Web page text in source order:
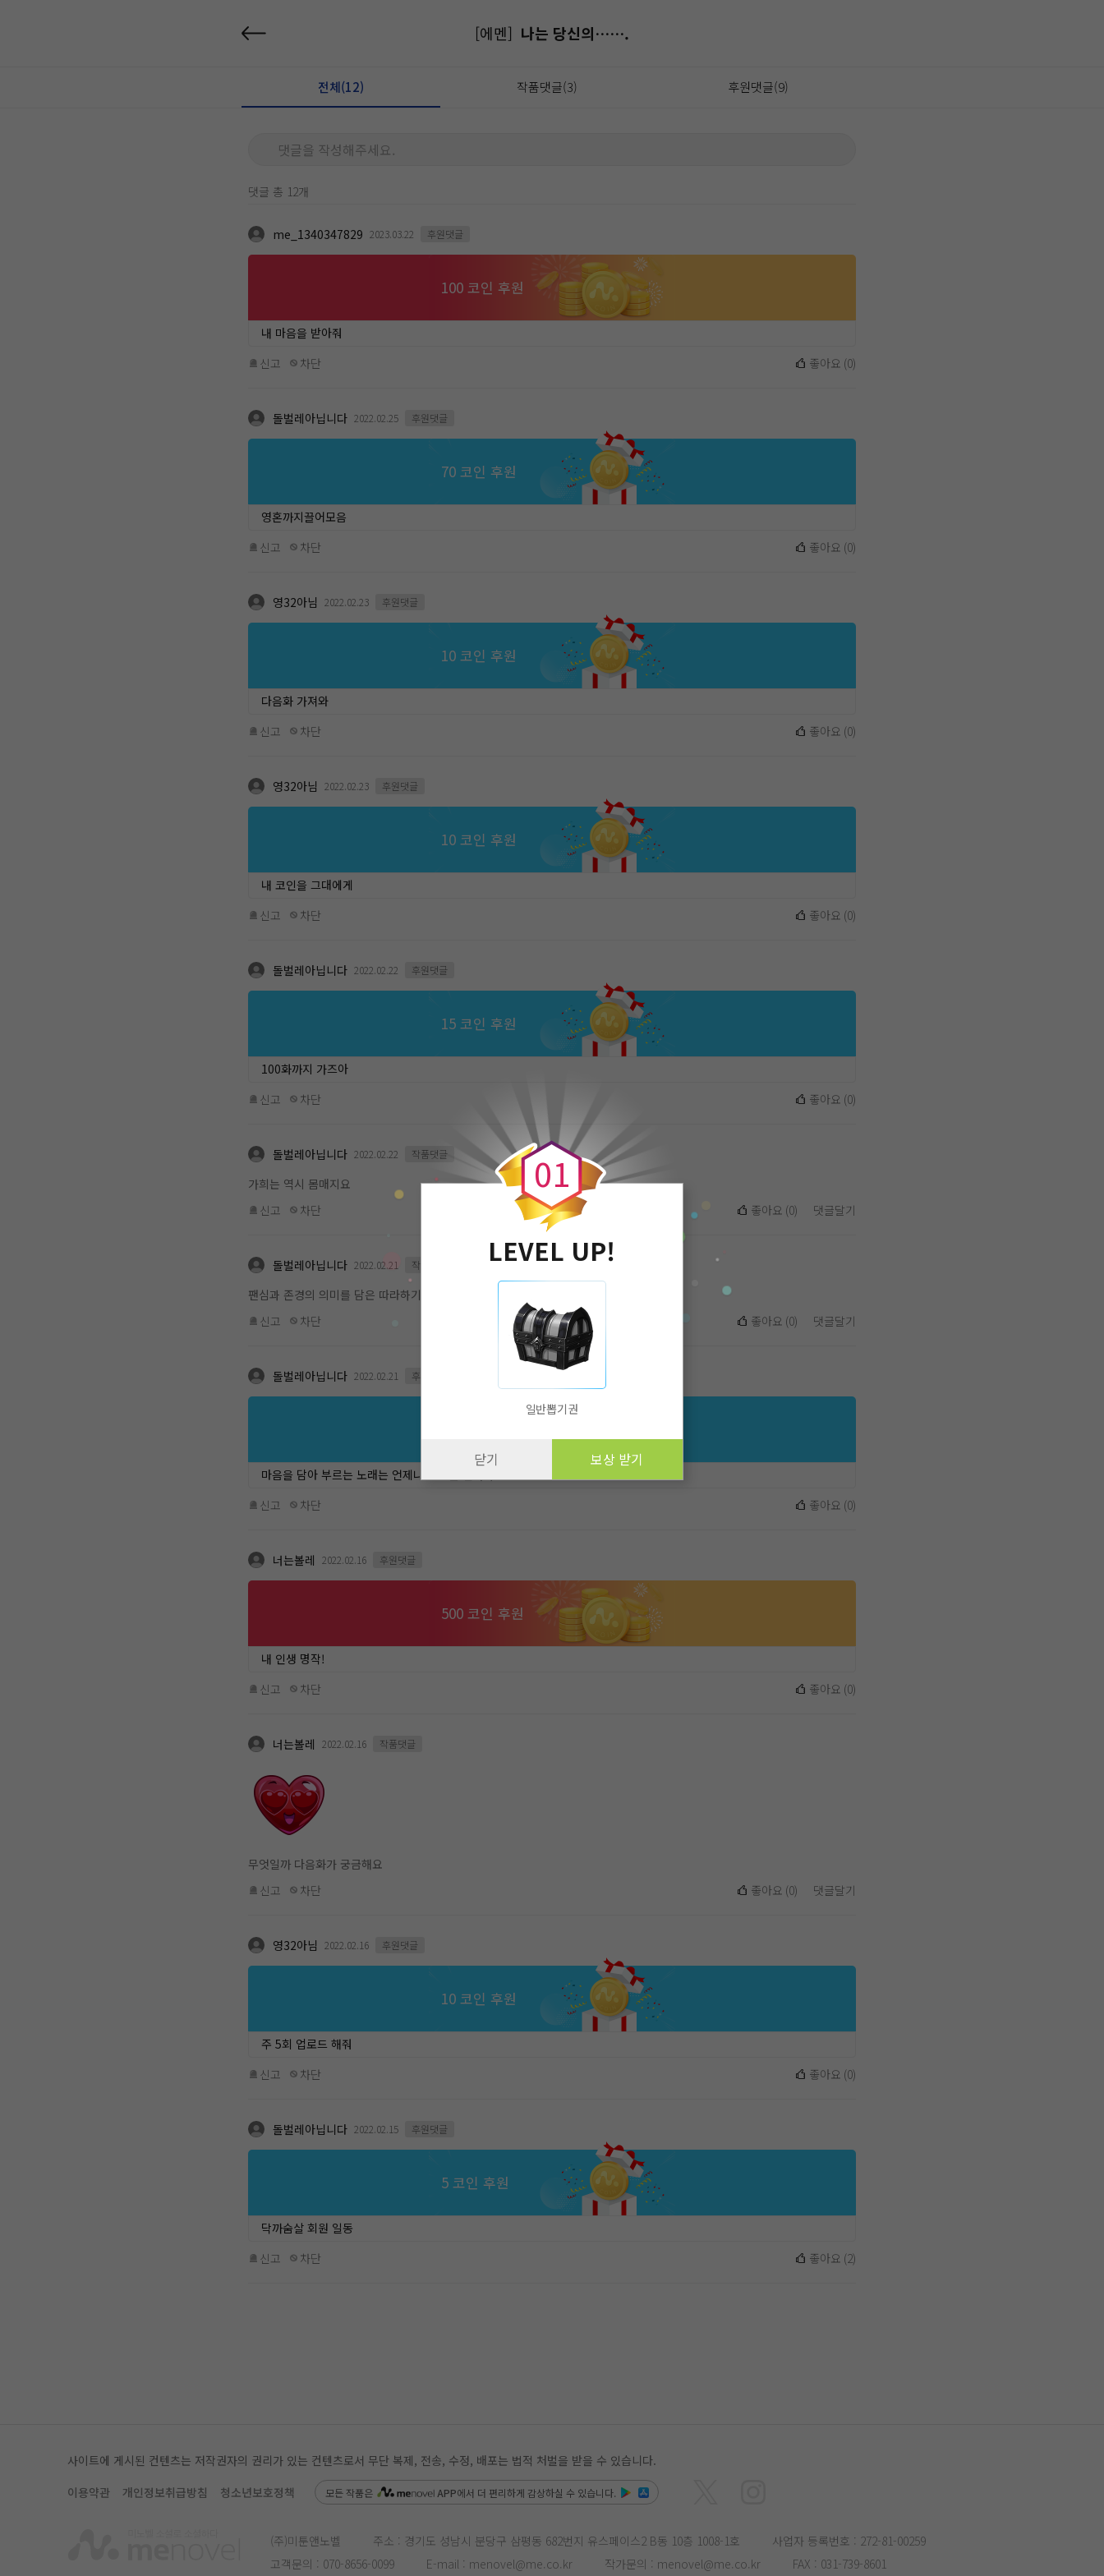
[에멘] 나는 당신의…….
전체(12) 작품댓글(3) 후원댓글(9)
댓글을 작성해주세요.
댓글 총 12개
me_1340347829 2023.03.22 후원댓글
100 코인 후원
내 마음을 받아줘
신고
차단 좋아요 (0)
돌벌레아닙니다 2022.02.25 후원댓글
70 코인 후원
영혼까지끌어모음
신고
차단 좋아요 (0)
영32아님 2022.02.23 후원댓글
10 코인 후원
다음화 가져와
신고
차단 좋아요 (0)
영32아님 2022.02.23 후원댓글
10 코인 후원
내 코인을 그대에게
신고
차단 좋아요 (0)
돌벌레아닙니다 2022.02.22 후원댓글
15 코인 후원
100화까지 가즈아
신고
차단 좋아요 (0)
돌벌레아닙니다 2022.02.22 작품댓글
가희는 역시 몸매지요
신고
차단 좋아요 (0) 댓글달기
돌벌레아닙니다 2022.02.21 작품댓글
팬심과 존경의 의미를 담은 따라하기는 비판할 이유가 없지...
신고
차단 좋아요 (0) 댓글달기
돌벌레아닙니다 2022.02.21 후원댓글
마음을 담아 부르는 노래는 언제나 감동을 선사하지요
신고
차단 좋아요 (0)
너는볼레 2022.02.16 후원댓글
500 코인 후원
내 인생 명작!
신고
차단 좋아요 (0)
너는볼레 2022.02.16 작품댓글
무엇일까 다음화가 궁금해요
신고
차단 좋아요 (0) 댓글달기
영32아님 2022.02.16 후원댓글
10 코인 후원
주 5회 업로드 해줘
신고
차단 좋아요 (0)
돌벌레아닙니다 2022.02.15 후원댓글
5 코인 후원
닥까숨살 회원 일동
신고
차단 좋아요 (2)
0
0
1
LEVEL UP!
일반뽑기권
닫기 보상 받기
사이트에 게시된 컨텐츠는 저작권자의 권리가 있는 컨텐츠로서 무단 복제, 전송, 수정, 배포는 법적 처벌을 받을 수 있습니다.
이용약관
개인정보취급방침 청소년보호정책 모든 작품은 APP에서 더 편리하게 감상하실 수 있습니다.
(주)미툰앤노벨 주소 : 경기도 성남시 분당구 삼평동 682번지 유스페이스2 B동 10층 1008-1호
사업자 등록번호 : 272-81-00259
고객문의 : 070-8656-0099 E-mail : menovel@me.co.kr 작가문의 : menovel@me.co.kr FAX : 031-739-8601